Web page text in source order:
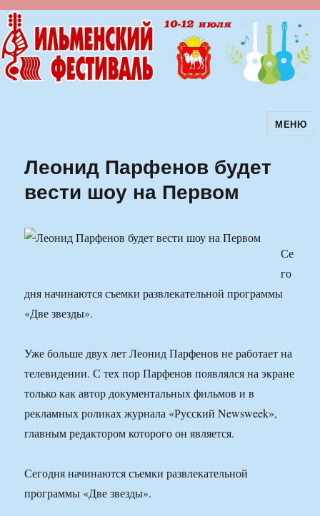
Ильменский фестиваль авторскойМЕНЮ
Леонид Парфенов будет
вести шоу на Первом
Се
го
дня начинаются съемки развлекательной программы
«Две звезды».
Уже больше двух лет Леонид Парфенов не работает на
телевидении. С тех пор Парфенов появлялся на экране
только как автор документальных фильмов и в
рекламных роликах журнала «Русский Newsweek»,
главным редактором которого он является.
Сегодня начинаются съемки развлекательной
программы «Две звезды».